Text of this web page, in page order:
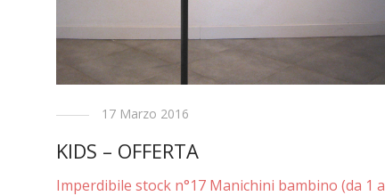
17 Marzo 2016
KIDS – OFFERTA
Imperdibile stock n°17 Manichini bambino (da 1 a